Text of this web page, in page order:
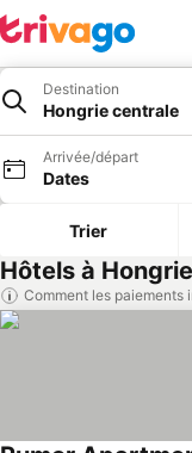
Destination
Hongrie centrale
Arrivée/départ
Dates
Trier
Hôtels à
Comment les paiements